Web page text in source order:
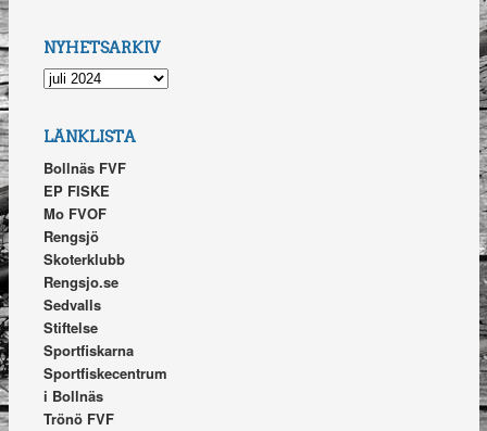
NYHETSARKIV
NYHETSARKIV
LÄNKLISTA
Bollnäs FVF
EP FISKE
Mo FVOF
Rengsjö
Skoterklubb
Rengsjo.se
Sedvalls
Stiftelse
Sportfiskarna
Sportfiskecentrum
i Bollnäs
Trönö FVF